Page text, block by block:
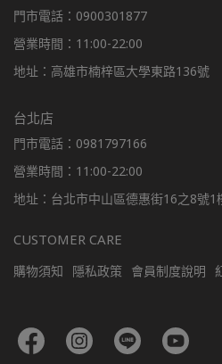
門市電話：0900301877
營業時間：11:00-22:00
地址：高雄市楠梓區大學東路136號
台北店
門市電話：0981797166
營業時間：11:00-22:00
地址：台北市中山區德惠街16之8號1
CUSTOMER CARE
購物須知 隱私政策 會員制度說明